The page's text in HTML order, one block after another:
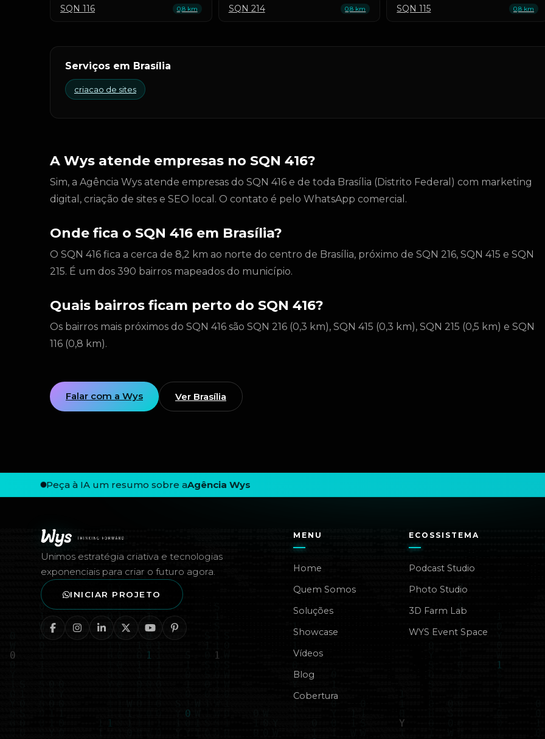
SQN 116 0,8 km SQN 214 0,8 km SQN 115 0,8 km
Serviços em Brasília
criacao de sites
A Wys atende empresas no SQN 416?
Sim, a Agência Wys atende empresas do SQN 416 e de toda Brasília (Distrito Federal) com marketing
digital, criação de sites e SEO local. O contato é pelo WhatsApp comercial.
Onde fica o SQN 416 em Brasília?
O SQN 416 fica a cerca de 8,2 km ao norte do centro de Brasília, próximo de SQN 216, SQN 415 e SQN
215. É um dos 390 bairros mapeados do município.
Quais bairros ficam perto do SQN 416?
Os bairros mais próximos do SQN 416 são SQN 216 (0,3 km), SQN 415 (0,3 km), SQN 215 (0,5 km) e SQN
116 (0,8 km).
Falar com a Wys Ver Brasília
Rodapé — Agência Wys
Peça à IA um resumo sobre aAgência Wys
Unimos estratégia criativa e tecnologias
exponenciais para criar o futuro agora.
INICIAR PROJETO
MENU
Home
Quem Somos
Soluções
Showcase
Vídeos
Blog
Cobertura
ECOSSISTEMA
Podcast Studio
Photo Studio
3D Farm Lab
WYS Event Space